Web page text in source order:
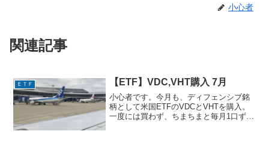
小心者
関連記事
ＥＴＦ 【ETF】VDC,VHT購入 7月
小心者です。今月も、ディフェンシブ銘
柄として米国ETFのVDCとVHTを購入。
一度には買わず、ちまちまと毎月1口ず